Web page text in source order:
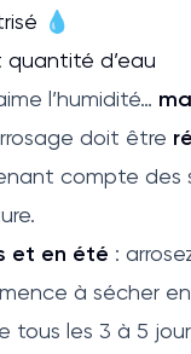
💧
d’eau
l’humidité…
doit être
compte des
et en été :
à sécher
tous les 3 à 5